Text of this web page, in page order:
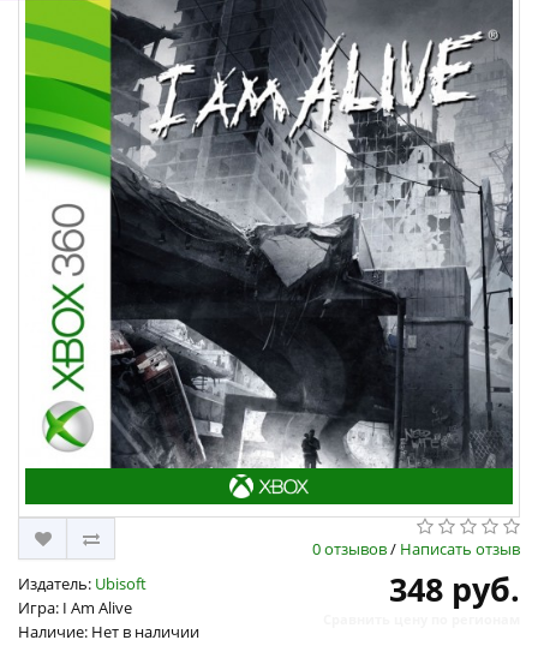
0 отзывов/ Написать отзыв
Издатель: Ubisoft
Игра: I Am Alive
Наличие: Нет в наличии
348 руб.